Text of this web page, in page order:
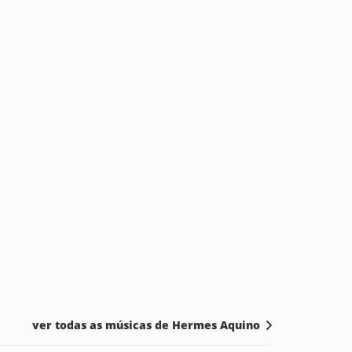
ver todas as músicas de Hermes Aquino